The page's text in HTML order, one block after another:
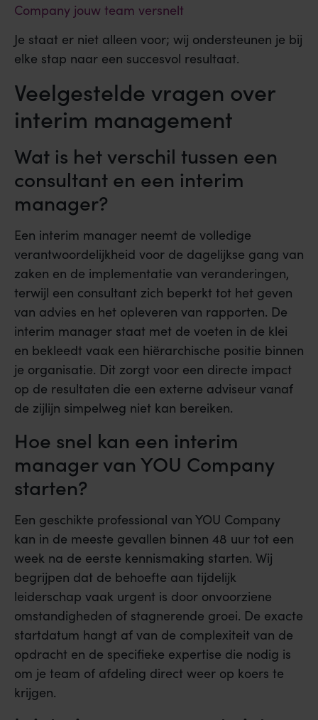
Company jouw team versnelt
Je staat er niet alleen voor; wij ondersteunen je bij
elke stap naar een succesvol resultaat.
Veelgestelde vragen over
interim management
Wat is het verschil tussen een
consultant en een interim
manager?
Een interim manager neemt de volledige
verantwoordelijkheid voor de dagelijkse gang van
zaken en de implementatie van veranderingen,
terwijl een consultant zich beperkt tot het geven
van advies en het opleveren van rapporten. De
interim manager staat met de voeten in de klei
en bekleedt vaak een hiërarchische positie binnen
je organisatie. Dit zorgt voor een directe impact
op de resultaten die een externe adviseur vanaf
de zijlijn simpelweg niet kan bereiken.
Hoe snel kan een interim
manager van YOU Company
starten?
Een geschikte professional van YOU Company
kan in de meeste gevallen binnen 48 uur tot een
week na de eerste kennismaking starten. Wij
begrijpen dat de behoefte aan tijdelijk
leiderschap vaak urgent is door onvoorziene
omstandigheden of stagnerende groei. De exacte
startdatum hangt af van de complexiteit van de
opdracht en de specifieke expertise die nodig is
om je team of afdeling direct weer op koers te
krijgen.